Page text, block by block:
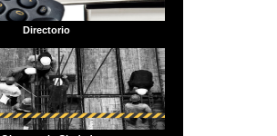
Directorio